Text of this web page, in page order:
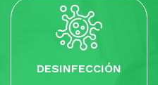
DESINFECCIÓN